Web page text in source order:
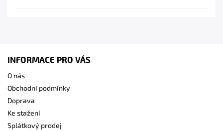
INFORMACE PRO VÁS
O nás
Obchodní podmínky
Doprava
Ke stažení
Splátkový prodej